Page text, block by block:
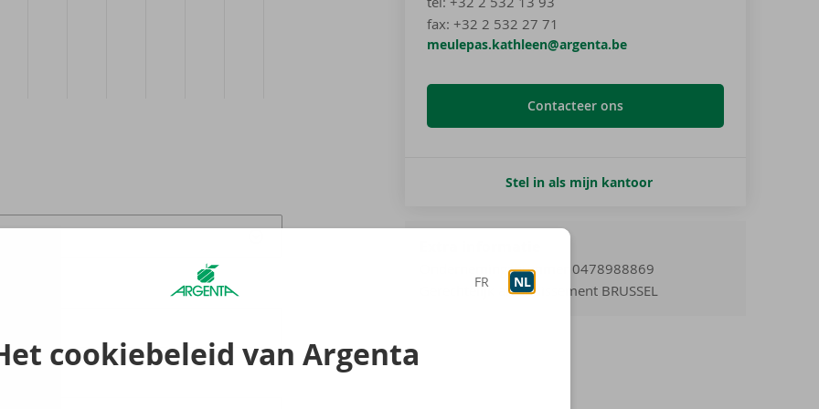
FR NL
cookiebeleid van Argenta
fax: +32 2 532 27 71
meulepas.kathleen@argenta.be
Contacteer ons
Stel in als mijn kantoor
Ondernemingsnummer 0478988869
Gerechtelijk arrondissement BRUSSEL